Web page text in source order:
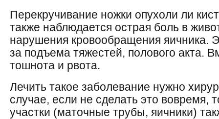
Перекручивание ножки опухоли ли
также наблюдается острая боль в
нарушения кровообращения яичника.
за подъема тяжестей, полового акта.
тошнота и рвота.
Лечить такое заболевание нужно
случае, если не сделать это вовремя,
участки (маточные трубы, яичники)